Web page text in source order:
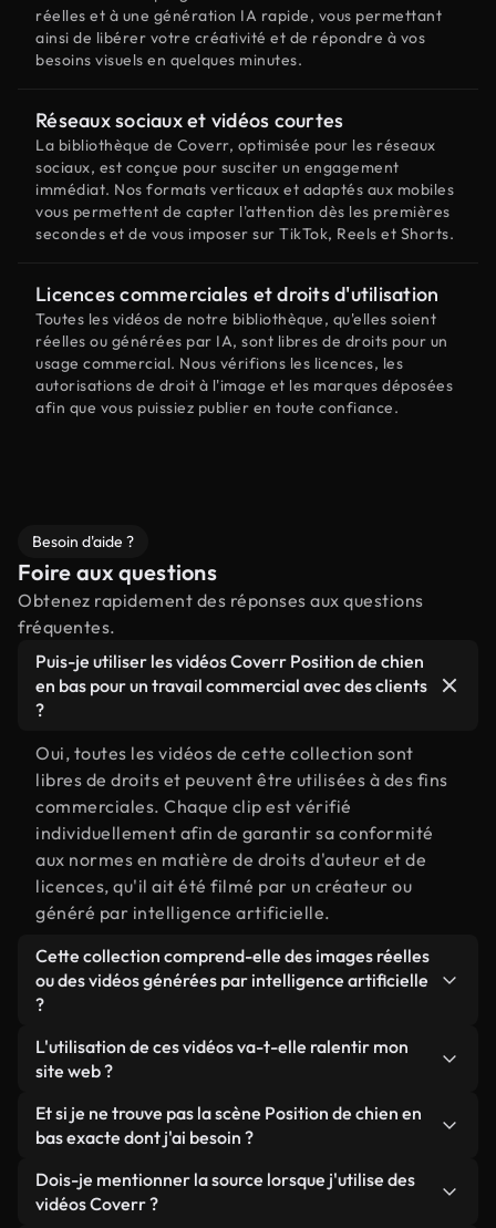
réelles et à une génération IA rapide, vous permettant
ainsi de libérer votre créativité et de répondre à vos
besoins visuels en quelques minutes.
Réseaux sociaux et vidéos courtes
La bibliothèque de Coverr, optimisée pour les réseaux
sociaux, est conçue pour susciter un engagement
immédiat. Nos formats verticaux et adaptés aux mobiles
vous permettent de capter l'attention dès les premières
secondes et de vous imposer sur TikTok, Reels et Shorts.
Licences commerciales et droits d'utilisation
Toutes les vidéos de notre bibliothèque, qu'elles soient
réelles ou générées par IA, sont libres de droits pour un
usage commercial. Nous vérifions les licences, les
autorisations de droit à l'image et les marques déposées
afin que vous puissiez publier en toute confiance.
Besoin d'aide ?
Foire aux questions
Obtenez rapidement des réponses aux questions
fréquentes.
Puis-je utiliser les vidéos Coverr Position de chien
en bas pour un travail commercial avec des clients
?
Oui, toutes les vidéos de cette collection sont
libres de droits et peuvent être utilisées à des fins
commerciales. Chaque clip est vérifié
individuellement afin de garantir sa conformité
aux normes en matière de droits d'auteur et de
licences, qu'il ait été filmé par un créateur ou
généré par intelligence artificielle.
Cette collection comprend-elle des images réelles
ou des vidéos générées par intelligence artificielle
?
Les deux. Il s'agit d'une bibliothèque hybride
composée de véritables images filmées par des
que de vidéos générées par IA. Chaque vidéo est
clairement identifiée afin que vous sachiez
toujours ce que vous utilisez.
L'utilisation de ces vidéos va-t-elle ralentir mon
site web ?
Sauf si vous choisissez nos versions optimisées.
Nous proposons des formats légers, prêts pour le
ils conservent une qualité élevée tout en
minimisant les temps de chargement et en
Et si je ne trouve pas la scène Position de chien en
bas exacte dont j'ai besoin ?
Vous pouvez en créer une instantanément avec
Coverr AI Studio. Il vous suffit de décrire la scène,
Dois-je mentionner la source lorsque j'utilise des
vidéos Coverr ?